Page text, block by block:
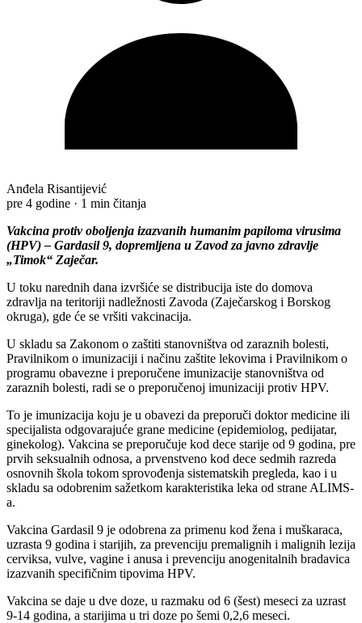
Anđela Risantijević
pre 4 godine · 1 min čitanja
Vakcina protiv oboljenja izazvanih humanim papiloma virusima
(HPV) – Gardasil 9, dopremljena u Zavod za javno zdravlje
„Timok“ Zaječar.
U toku narednih dana izvršiće se distribucija iste do domova
zdravlja na teritoriji nadležnosti Zavoda (Zaječarskog i Borskog
okruga), gde će se vršiti vakcinacija.
U skladu sa Zakonom o zaštiti stanovništva od zaraznih bolesti,
Pravilnikom o imunizaciji i načinu zaštite lekovima i Pravilnikom o
programu obavezne i preporučene imunizacije stanovništva od
zaraznih bolesti, radi se o preporučenoj imunizaciji protiv HPV.
To je imunizacija koju je u obavezi da preporuči doktor medicine ili
specijalista odgovarajuće grane medicine (epidemiolog, pedijatar,
ginekolog). Vakcina se preporučuje kod dece starije od 9 godina, pre
prvih seksualnih odnosa, a prvenstveno kod dece sedmih razreda
osnovnih škola tokom sprovođenja sistematskih pregleda, kao i u
skladu sa odobrenim sažetkom karakteristika leka od strane ALIMS-
a.
Vakcina Gardasil 9 je odobrena za primenu kod žena i muškaraca,
uzrasta 9 godina i starijih, za prevenciju premalignih i malignih lezija
cerviksa, vulve, vagine i anusa i prevenciju anogenitalnih bradavica
izazvanih specifičnim tipovima HPV.
Vakcina se daje u dve doze, u razmaku od 6 (šest) meseci za uzrast
9-14 godina, a starijima u tri doze po šemi 0,2,6 meseci.